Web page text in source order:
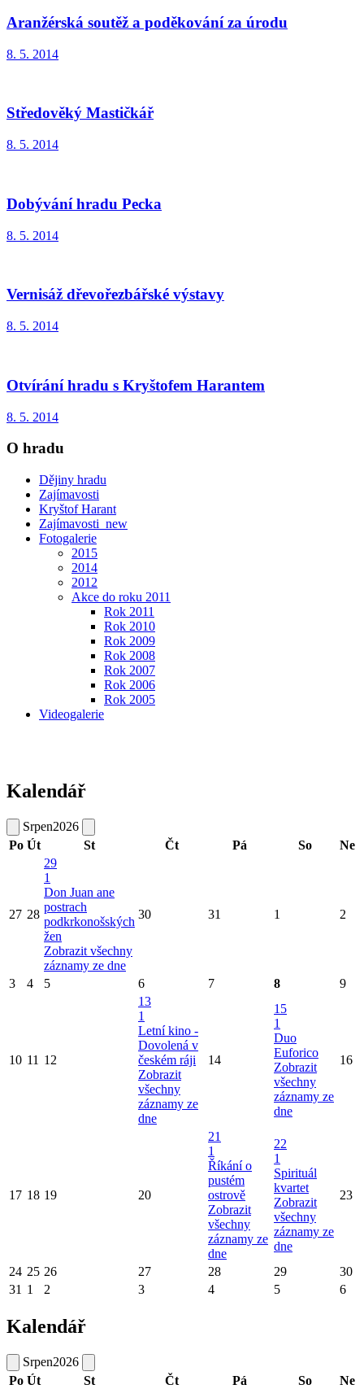
Aranžérská soutěž a poděkování za úrodu
8. 5. 2014
Středověký Mastičkář
8. 5. 2014
Dobývání hradu Pecka
8. 5. 2014
Vernisáž dřevořezbářské výstavy
8. 5. 2014
Otvírání hradu s Kryštofem Harantem
8. 5. 2014
O hradu
Dějiny hradu
Zajímavosti
Kryštof Harant
Zajímavosti_new
Fotogalerie
2015
2014
2012
Akce do roku 2011
Rok 2011
Rok 2010
Rok 2009
Rok 2008
Rok 2007
Rok 2006
Rok 2005
Videogalerie
Kalendář
Srpen2026
Po Út St Čt Pá So Ne
27 28
29
1
Don Juan ane
postrach
podkrkonošských
žen
Zobrazit všechny
záznamy ze dne
30 31 1 2
3 4 5 6 7 8 9
10 11 12
13
1
Letní kino -
Dovolená v
českém ráji
Zobrazit
všechny
záznamy ze
dne
14
15
1
Duo
Euforico
Zobrazit
všechny
záznamy ze
dne
16
17 18 19 20
21
1
Říkání o
pustém
ostrově
Zobrazit
všechny
záznamy ze
dne
22
1
Spirituál
kvartet
Zobrazit
všechny
záznamy ze
dne
23
24 25 26 27 28 29
30
31 1 2 3 4 5 6
Kalendář
Srpen2026
Po Út St Čt Pá So Ne